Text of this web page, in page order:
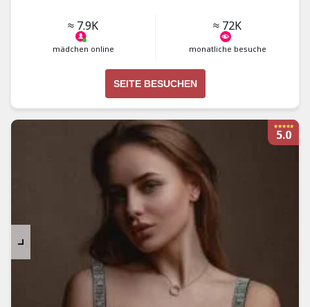
≈ 7.9K
mädchen online
≈ 72K
monatliche besuche
SEITE BESUCHEN
5.0